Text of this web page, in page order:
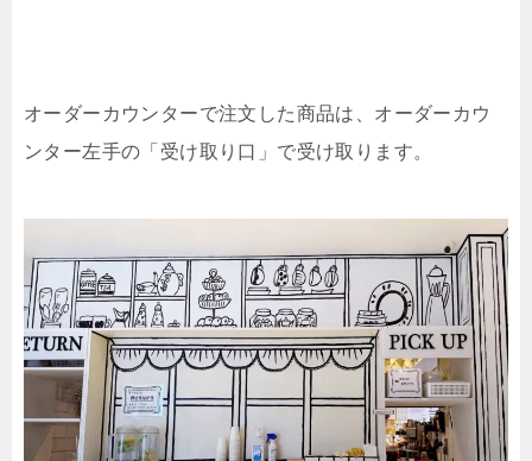
オーダーカウンターで注文した商品は、オーダーカウ
ンター左手の「受け取り口」で受け取ります。